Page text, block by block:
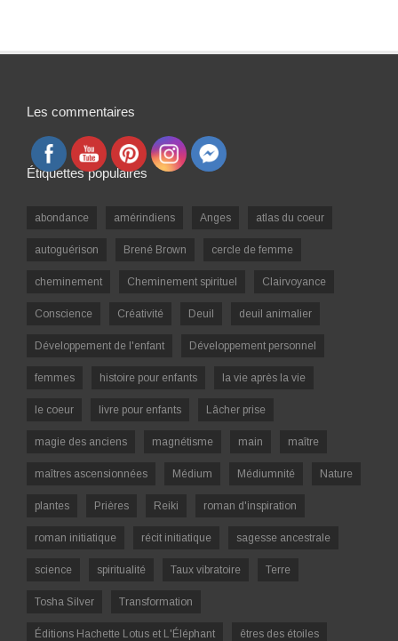
Les commentaires
Étiquettes populaires
abondance amérindiens Anges atlas du coeur
autoguérison Brené Brown cercle de femme
cheminement Cheminement spirituel Clairvoyance
Conscience Créativité Deuil deuil animalier
Développement de l'enfant Développement personnel
femmes histoire pour enfants la vie après la vie
le coeur livre pour enfants Lâcher prise
magie des anciens magnétisme main maître
maîtres ascensionnées Médium Médiumnité Nature
plantes Prières Reiki roman d'inspiration
roman initiatique récit initiatique sagesse ancestrale
science spiritualité Taux vibratoire Terre
Tosha Silver Transformation
Éditions Hachette Lotus et L'Éléphant êtres des étoiles